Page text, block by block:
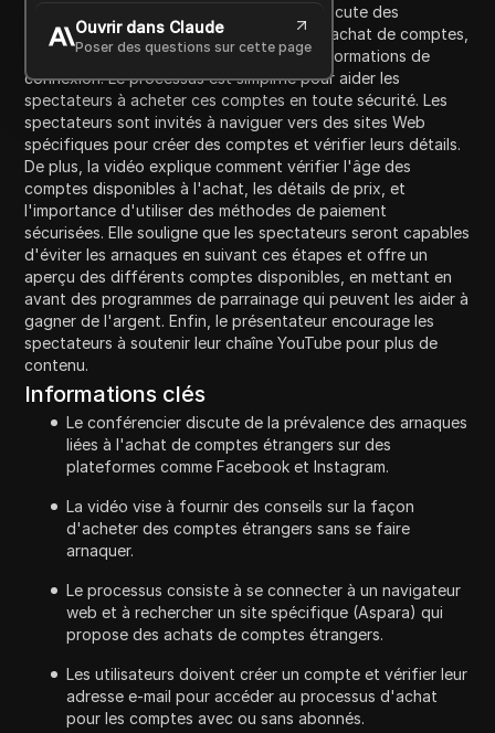
Ouvrir dans Claude
Poser des questions sur cette page
sans se faire arnaquer. Le présentateur discute des
arnaques courantes rencontrées lors de l'achat de comptes,
y compris le paiement sans recevoir les informations de
connexion. Le processus est simplifié pour aider les
spectateurs à acheter ces comptes en toute sécurité. Les
spectateurs sont invités à naviguer vers des sites Web
spécifiques pour créer des comptes et vérifier leurs détails.
De plus, la vidéo explique comment vérifier l'âge des
comptes disponibles à l'achat, les détails de prix, et
l'importance d'utiliser des méthodes de paiement
sécurisées. Elle souligne que les spectateurs seront capables
d'éviter les arnaques en suivant ces étapes et offre un
aperçu des différents comptes disponibles, en mettant en
avant des programmes de parrainage qui peuvent les aider à
gagner de l'argent. Enfin, le présentateur encourage les
spectateurs à soutenir leur chaîne YouTube pour plus de
contenu.
Informations clés
Le conférencier discute de la prévalence des arnaques
liées à l'achat de comptes étrangers sur des
plateformes comme Facebook et Instagram.
La vidéo vise à fournir des conseils sur la façon
d'acheter des comptes étrangers sans se faire
arnaquer.
Le processus consiste à se connecter à un navigateur
web et à rechercher un site spécifique (Aspara) qui
propose des achats de comptes étrangers.
Les utilisateurs doivent créer un compte et vérifier leur
adresse e-mail pour accéder au processus d'achat
pour les comptes avec ou sans abonnés.